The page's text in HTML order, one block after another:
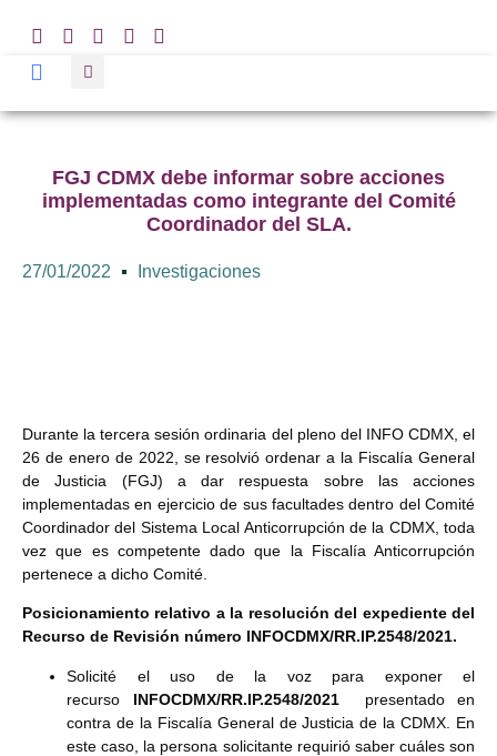
FGJ CDMX debe informar sobre acciones
implementadas como integrante del Comité
Coordinador del SLA.
27/01/2022 Investigaciones
Durante la tercera sesión ordinaria del pleno del INFO CDMX, el
26 de enero de 2022, se resolvió ordenar a la Fiscalía General
de Justicia (FGJ) a dar respuesta sobre las acciones
implementadas en ejercicio de sus facultades dentro del Comité
Coordinador del Sistema Local Anticorrupción de la CDMX, toda
vez que es competente dado que la Fiscalía Anticorrupción
pertenece a dicho Comité.
Posicionamiento relativo a la resolución del expediente del
Recurso de Revisión número INFOCDMX/RR.IP.2548/2021.
Solicité el uso de la voz para exponer el
recurso INFOCDMX/RR.IP.2548/2021 presentado en
contra de la Fiscalía General de Justicia de la CDMX. En
este caso, la persona solicitante requirió saber cuáles son